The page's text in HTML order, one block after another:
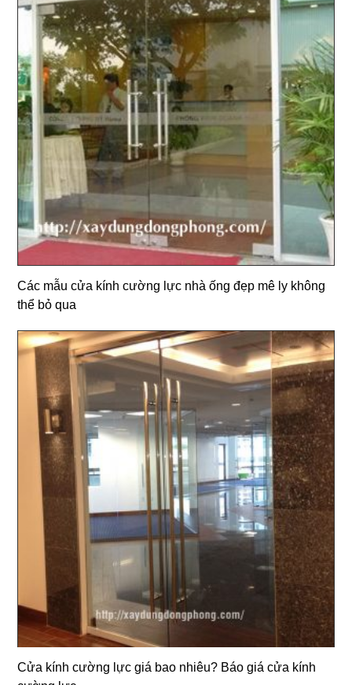
Các mẫu cửa kính cường lực nhà ống đẹp mê ly không
thể bỏ qua
Cửa kính cường lực giá bao nhiêu? Báo giá cửa kính